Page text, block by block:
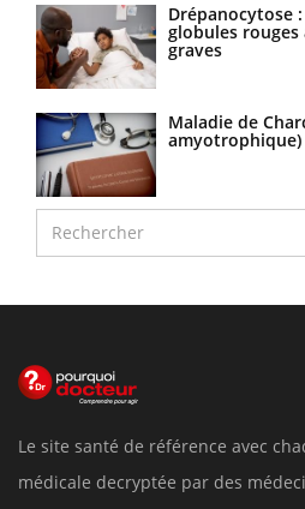
Drépanocytose
globules rouges
graves
Maladie de
amyotrophique)
Le site santé de référence avec
médicale decryptée par des